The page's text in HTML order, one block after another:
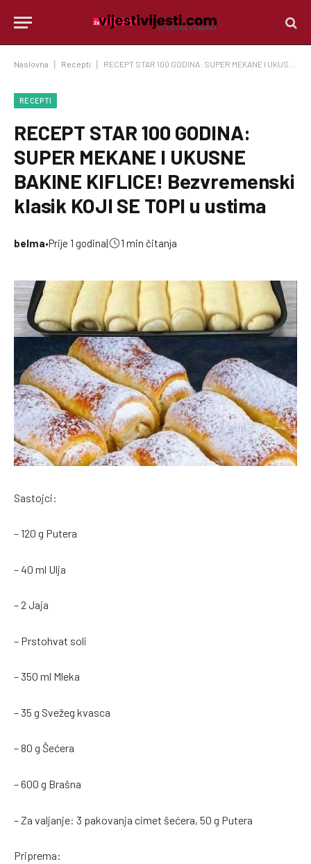
Naslovna Recepti RECEPT STAR 100 GODINA: SUPER MEKANE I UKUSNE BAKINE KIFLICE! Bezvremenski klasik KOJI SE TOPI u ustima
RECEPTI
RECEPT STAR 100 GODINA:
SUPER MEKANE I UKUSNE
BAKINE KIFLICE! Bezvremenski
klasik KOJI SE TOPI u ustima
belma•Prije 1 godina| 1 min čitanja
Sastojci:
– 120 g Putera
– 40 ml Ulja
– 2 Jaja
– Prstohvat soli
– 350 ml Mleka
– 35 g Svežeg kvasca
– 80 g Šećera
– 600 g Brašna
– Za valjanje: 3 pakovanja cimet šećera, 50 g Putera
Priprema: